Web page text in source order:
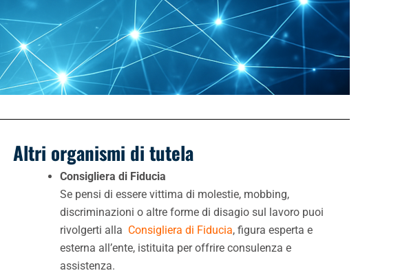
Altri organismi di tutela
Consigliera di Fiducia
Se pensi di essere vittima di molestie, mobbing,
discriminazioni o altre forme di disagio sul lavoro puoi
rivolgerti alla Consigliera di Fiducia, figura esperta e
esterna all’ente, istituita per offrire consulenza e
assistenza.